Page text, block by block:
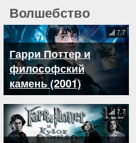
Волшебство
Гарри Поттер и
философский
камень (2001)
7.7
7.7